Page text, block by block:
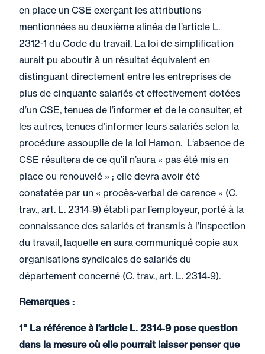
en place un CSE exerçant les attributions
mentionnées au deuxième alinéa de l’article L.
2312-1 du Code du travail. La loi de simplification
aurait pu aboutir à un résultat équivalent en
distinguant directement entre les entreprises de
plus de cinquante salariés et effectivement dotées
d’un CSE, tenues de l’informer et de le consulter, et
les autres, tenues d’informer leurs salariés selon la
procédure assouplie de la loi Hamon. L‘absence de
CSE résultera de ce qu’il n’aura « pas été mis en
place ou renouvelé » ; elle devra avoir été
constatée par un « procès-verbal de carence » (C.
trav., art. L. 2314‑9) établi par l’employeur, porté à la
connaissance des salariés et transmis à l’inspection
du travail, laquelle en aura communiqué copie aux
organisations syndicales de salariés du
département concerné (C. trav., art. L. 2314‑9).
Remarques :
1° La référence à l’article L. 2314‑9 pose question
dans la mesure où elle pourrait laisser penser que